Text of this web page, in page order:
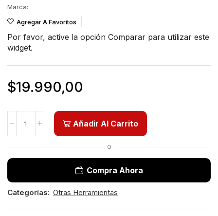
Marca:
Agregar A Favoritos
Por favor, active la opción Comparar para utilizar este
widget.
$19.990,00
Añadir Al Carrito
O
Compra Ahora
Categorías: Otras Herramientas